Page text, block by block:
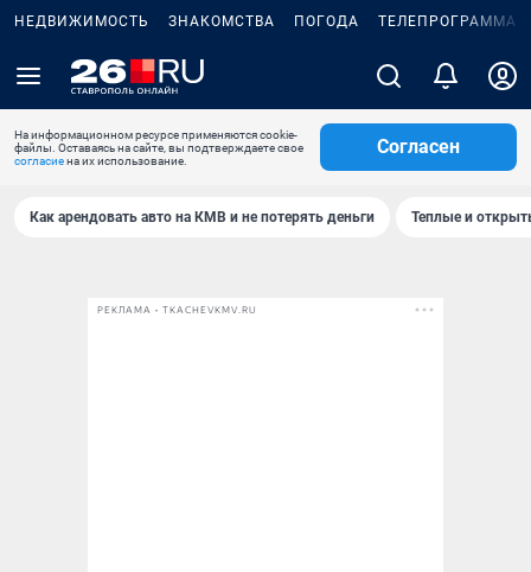
НЕДВИЖИМОСТЬ ЗНАКОМСТВА ПОГОДА ТЕЛЕПРОГРАММА
На информационном ресурсе применяются cookie-
файлы. Оставаясь на сайте, вы подтверждаете свое
согласиена их использование.
Согласен
Как арендовать авто на КМВ и не потерять деньги Теплые и
РЕКЛАМА • TKACHEVKMV.RU